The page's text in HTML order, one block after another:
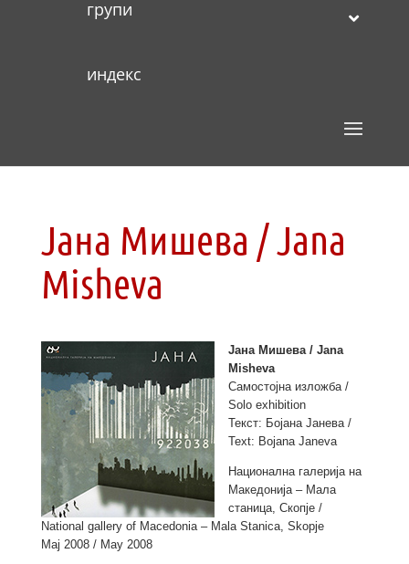
групи
индекс
Јана Мишева / Jana
Misheva
Јана Мишева / Jana
Misheva
Самостојна изложба /
Solo exhibition
Текст: Бојана Јанева /
Text: Bojana Janeva
Национална галерија на
Македонија – Мала
станица, Скопје /
National gallery of Macedonia – Mala Stanica, Skopje
Мај 2008 / May 2008